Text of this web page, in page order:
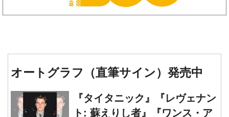
オートグラフ（直筆サイン）発売中
『タイタニック』『レヴェナン
ト: 蘇えりし者』『ワンス・ア